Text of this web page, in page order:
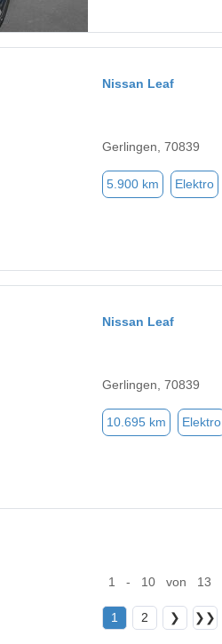
Nissan Leaf
Gerlingen, 70839
5.900 km Elektro
Nissan Leaf
Gerlingen, 70839
10.695 km Elektro
1 - 10 von 13
1 2 ❯ ❯❯